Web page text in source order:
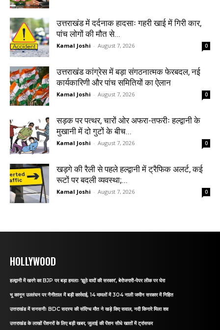
उत्तराखंड में दर्दनाक हादसाः गहरी खाई में गिरी कार,
पांच लोगों की मौत से...
Kamal Joshi - August 7, 2026 0
उत्तराखंड कांग्रेस में बड़ा संगठनात्मक फेरबदल, नई
कार्यकारिणी और पांच समितियों का ऐलान
Kamal Joshi - August 7, 2026 0
सड़क पर पत्थर, चारों ओर अफरा-तफरीः हल्द्वानी के
मुखानी में दो गुटों के बीच...
Kamal Joshi - August 7, 2026 0
खड़गे की रैली से पहले हल्द्वानी में ट्रैफिक अलर्ट, कई
रूटों पर बदली व्यवस्था;...
Kamal Joshi - August 7, 2026 0
HOLLYWOOD
हल्द्वानी में खरगे का BJP पर बड़ा हमलाः ‘झूठे वादों की सरकार’, बेरोजगारी-पेपर लीक पर घेरा
भू कानून उल्लंघन पर नैनीताल में बड़ी कार्रवाई, 14 मामलों में 304 नाली जमीन सरकार में निहित
उत्तराखंड में सनसनीः BDC सदस्य की संदिग्ध मौत ने खड़े किए सवाल, नदी किनारे मिला शव
उत्तराखंड के लाखों पेंशनरों के लिए बड़ी खबर, जुलाई की पेंशन सीधे खातों में ट्रांसफर